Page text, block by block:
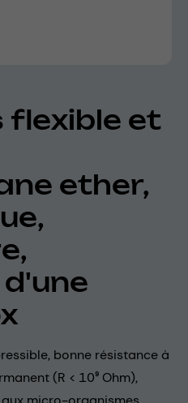
flexible et
ether,
bonne résistance à
(R < 10⁹ Ohm),